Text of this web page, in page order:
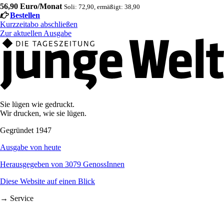
56,90 Euro/Monat Soli: 72,90, ermäßigt: 38,90
Bestellen
Kurzzeitabo abschließen
Zur aktuellen Ausgabe
Sie lügen wie gedruckt.
Wir drucken, wie sie lügen.
Gegründet 1947
Ausgabe von heute
Herausgegeben von 3079 GenossInnen
Diese Website auf einen Blick
→ Service